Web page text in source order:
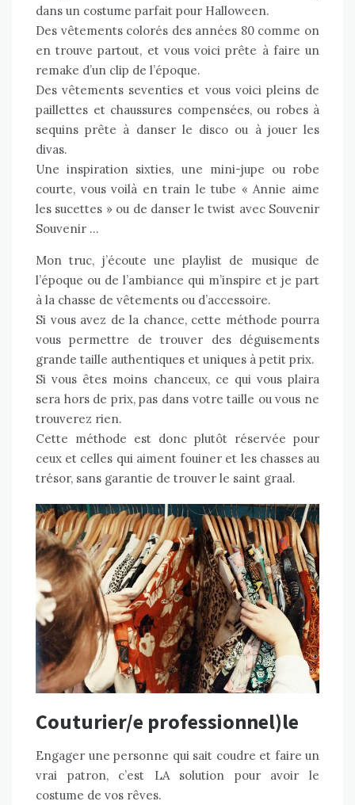
dans un costume parfait pour Halloween.
Des vêtements colorés des années 80 comme on
en trouve partout, et vous voici prête à faire un
remake d’un clip de l’époque.
Des vêtements seventies et vous voici pleins de
paillettes et chaussures compensées, ou robes à
sequins prête à danser le disco ou à jouer les
divas.
Une inspiration sixties, une mini-jupe ou robe
courte, vous voilà en train le tube «Annie aime
les sucettes » ou de danser le twist avec Souvenir
Souvenir …
Mon truc, j’écoute une playlist de musique de
l’époque ou de l’ambiance qui m’inspire et je part
à la chasse de vêtements ou d’accessoire.
Si vous avez de la chance, cette méthode pourra
vous permettre de trouver des déguisements
grande taille authentiques et uniques à petit prix.
Si vous êtes moins chanceux, ce qui vous plaira
sera hors de prix, pas dans votre taille ou vous ne
trouverez rien.
Cette méthode est donc plutôt réservée pour
ceux et celles qui aiment fouiner et les chasses au
trésor, sans garantie de trouver le saint graal.
Couturier/e professionnel)le
Engager une personne qui sait coudre et faire un
vrai patron, c’est LA solution pour avoir le
costume de vos rêves.